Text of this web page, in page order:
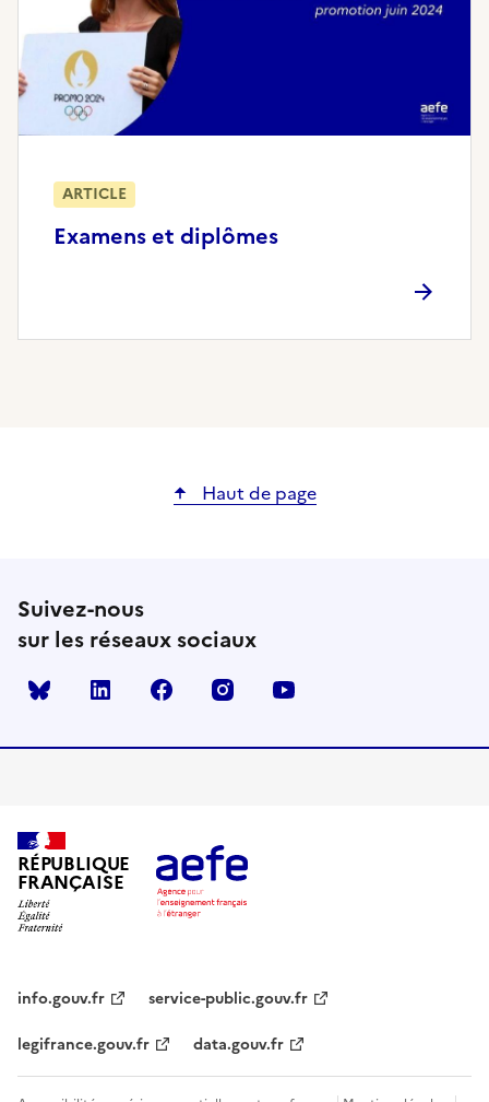
Examens et diplômes
ARTICLE
Haut de page
Suivez-nous
sur les réseaux sociaux
Bluesky linkedin facebook instagram
RÉPUBLIQUE
FRANÇAISE
info.gouv.fr
service-public.gouv.fr
legifrance.gouv.fr
data.gouv.fr